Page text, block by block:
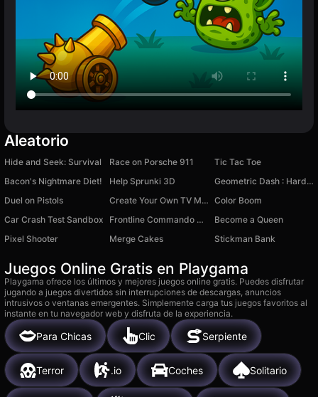
Aleatorio
Hide and Seek: Survival Race on Porsche 911
Tic Tac Toe
Bacon's Nightmare Diet!
Help Sprunki 3D
Geometric Dash : Hardcore Wave Challenge
Duel on Pistols
Create Your Own TV Man Color Boom
Car Crash Test Sandbox
Frontline Commando Shooting: Gun Games
Become a Queen
Pixel Shooter
Merge Cakes Stickman Bank
Juegos Online Gratis en Playgama
Playgama ofrece los últimos y mejores juegos online gratis. Puedes disfrutar
jugando a juegos divertidos sin interrupciones de descargas, anuncios
intrusivos o ventanas emergentes. Simplemente carga tus juegos favoritos al
instante en tu navegador web y disfruta de la experiencia.
Para Chicas Clic Serpiente
Terror .io Coches Solitario